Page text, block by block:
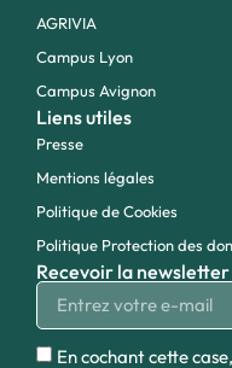
AGRIVIA
Campus Lyon
Campus Avignon
Liens utiles
Presse
Mentions légales
Politique de Cookies
Politique Protection des
Recevoir la newsletter
En cochant cette